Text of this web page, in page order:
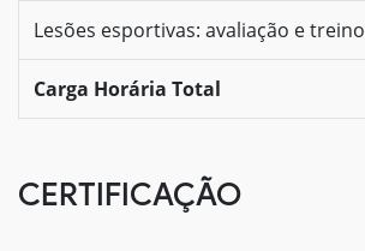
Lesões esportivas: avaliação e treino
Carga Horária Total
CERTIFICAÇÃO